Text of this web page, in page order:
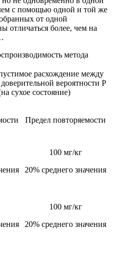
с помощью одной и той же
от одной
отличаться более, чем на
метода
расхождение между
вероятности Р
сухое состояние)
Предел повторяемости
100 мг/кг
20% среднего значения
100 мг/кг
20% среднего значения